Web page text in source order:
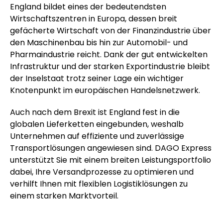
England bildet eines der bedeutendsten
Wirtschaftszentren in Europa, dessen breit
gefächerte Wirtschaft von der Finanzindustrie über
den Maschinenbau bis hin zur Automobil- und
Pharmaindustrie reicht. Dank der gut entwickelten
Infrastruktur und der starken Exportindustrie bleibt
der Inselstaat trotz seiner Lage ein wichtiger
Knotenpunkt im europäischen Handelsnetzwerk.
Auch nach dem Brexit ist England fest in die
globalen Lieferketten eingebunden, weshalb
Unternehmen auf effiziente und zuverlässige
Transportlösungen angewiesen sind. DAGO Express
unterstützt Sie mit einem breiten Leistungsportfolio
dabei, Ihre Versandprozesse zu optimieren und
verhilft Ihnen mit flexiblen Logistiklösungen zu
einem starken Marktvorteil.